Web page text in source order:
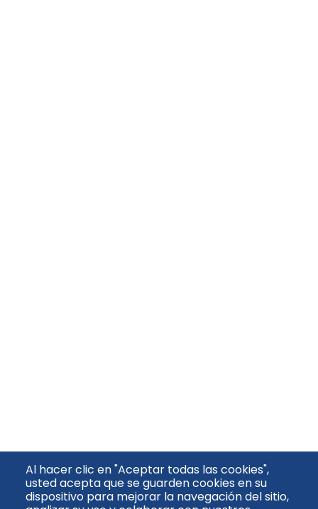
Al hacer clic en "Aceptar todas las cookies",
usted acepta que se guarden cookies en su
dispositivo para mejorar la navegación del sitio,